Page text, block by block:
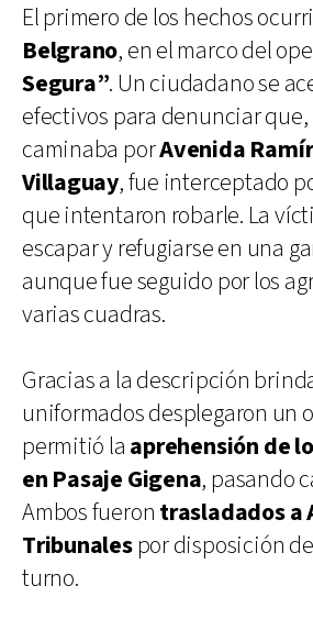
El primero de los hechos
Belgrano, en el marco del
Segura”. Un ciudadano se
efectivos para denunciar
caminaba porAvenida
Villaguay, fue interceptado
que intentaron robarle. La
escapar y refugiarse en una
aunque fue seguido por los
varias cuadras.
Gracias a la descripción
uniformados desplegaron un
permitió la aprehensión de
en Pasaje Gigena, pasando
Ambos fueron trasladados a
Tribunalespor disposición
turno.